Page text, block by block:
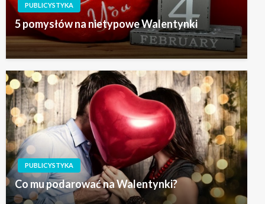
PUBLICYSTYKA
5 pomysłów na nietypowe Walentynki
PUBLICYSTYKA
Co mu podarować na Walentynki?